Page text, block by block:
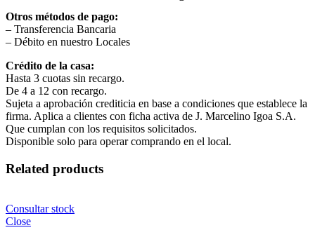
Otros métodos de pago:
– Transferencia Bancaria
– Débito en nuestro Locales
Crédito de la casa:
Hasta 3 cuotas sin recargo.
De 4 a 12 con recargo.
Sujeta a aprobación crediticia en base a condiciones que establece la
firma. Aplica a clientes con ficha activa de J. Marcelino Igoa S.A.
Que cumplan con los requisitos solicitados.
Disponible solo para operar comprando en el local.
Related products
Consultar stock
Close